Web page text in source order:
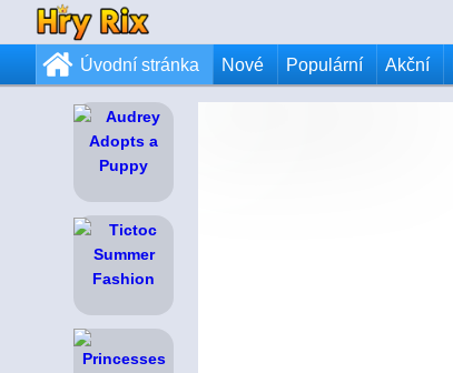
Úvodní stránka Nové Populární Akční